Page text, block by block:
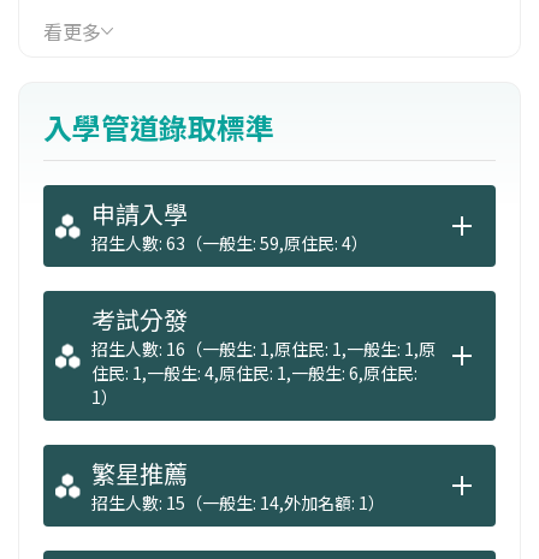
體驗設計過程。2.小組分組教學及充分個別指
訂交換學生學程，並舉辦海外設計工作營隊，
拓展學生國際視野。
看更多
入學管道錄取標準
申請入學
招生人數: 63（一般生: 59,原住民: 4）
考試分發
招生人數: 16（一般生: 1,原住民: 1,一般生: 1,原
住民: 1,一般生: 4,原住民: 1,一般生: 6,原住民:
1）
繁星推薦
招生人數: 15（一般生: 14,外加名額: 1）